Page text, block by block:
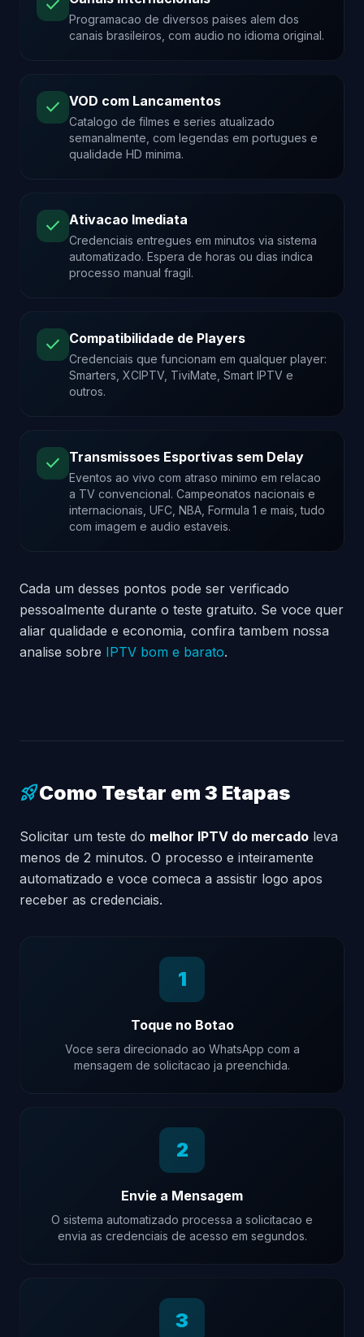
check
Programacao de diversos paises alem dos
canais brasileiros, com audio no idioma original.
check VOD com Lancamentos
Catalogo de filmes e series atualizado
semanalmente, com legendas em portugues e
qualidade HD minima.
check Ativacao Imediata
Credenciais entregues em minutos via sistema
automatizado. Espera de horas ou dias indica
processo manual fragil.
check Compatibilidade de Players
Credenciais que funcionam em qualquer player:
Smarters, XCIPTV, TiviMate, Smart IPTV e
outros.
check Transmissoes Esportivas sem Delay
Eventos ao vivo com atraso minimo em relacao
a TV convencional. Campeonatos nacionais e
internacionais, UFC, NBA, Formula 1 e mais, tudo
com imagem e audio estaveis.
Cada um desses pontos pode ser verificado
pessoalmente durante o teste gratuito. Se voce quer
aliar qualidade e economia, confira tambem nossa
analise sobre IPTV bom e barato.
rocket_launchComo Testar em 3 Etapas
Solicitar um teste do melhor IPTV do mercado leva
menos de 2 minutos. O processo e inteiramente
automatizado e voce comeca a assistir logo apos
receber as credenciais.
1
Toque no Botao
Voce sera direcionado ao WhatsApp com a
mensagem de solicitacao ja preenchida.
2
Envie a Mensagem
O sistema automatizado processa a solicitacao e
envia as credenciais de acesso em segundos.
3